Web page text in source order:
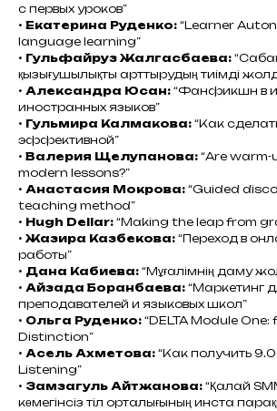
с первых уроков”
• Екатерина Руденко: “Learner
language learning”
• Гульфайруз Жалгасбаева:
қызығушылықты арттырудың тиімді
• Александра Юсан: “Фанфикшн в
иностранных языков”
• Гульмира Калмакова: “Как
эффективной”
• Валерия Щелупанова: “Are warm-
modern lessons?”
• Анастасия Мокрова: “Guided
teaching method”
• Hugh Dellar: “Making the leap from
• Жазира Казбекова: “Переход в
работы”
• Дана Кабиева: “Мұғалімнің даму
• Айзада Боранбаева: “Маркетинг
преподавателей и языковых школ”
• Ольга Руденко: “DELTA Module
Distinction”
• Асель Ахметова: “Как получить 9.0
Listening”
• Замзагуль Айтжанова: “Қалай
көмегінсіз тіл орталығының инста